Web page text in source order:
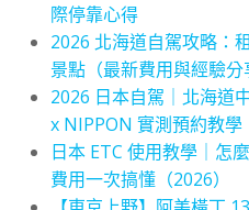
際停靠心得
2026 北海道自駕攻略：
景點（最新費用與經驗分
2026 日本自駕｜北海道
x NIPPON 實測預約教學
日本 ETC 使用教學｜怎
費用一次搞懂（2026）